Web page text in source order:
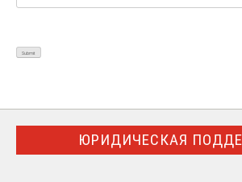
ЮРИДИЧЕСКАЯ